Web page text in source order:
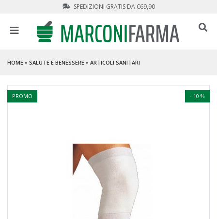
SPEDIZIONI GRATIS DA €69,90
HOME » SALUTE E BENESSERE » ARTICOLI SANITARI
- 10 %
PROMO